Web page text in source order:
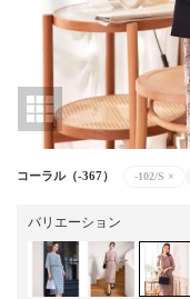
コーラル（-367） -102/S ×
バリエーション